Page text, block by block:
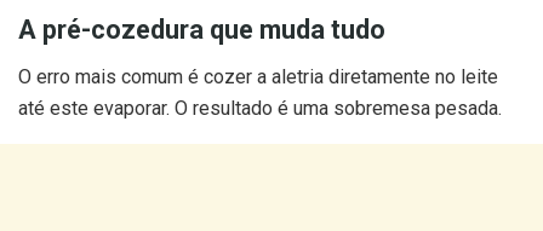
A pré-cozedura que muda tudo
O erro mais comum é cozer a aletria diretamente no leite
até este evaporar. O resultado é uma sobremesa pesada.